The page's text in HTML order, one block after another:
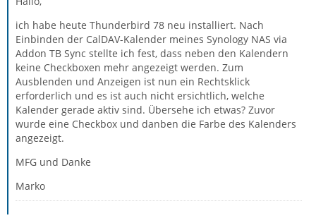
ich habe heute Thunderbird 78 neu installiert. Nach
Einbinden der CalDAV-Kalender meines Synology NAS via
Addon TB Sync stellte ich fest, dass neben den Kalendern
keine Checkboxen mehr angezeigt werden. Zum
Ausblenden und Anzeigen ist nun ein Rechtsklick
erforderlich und es ist auch nicht ersichtlich, welche
Kalender gerade aktiv sind. Übersehe ich etwas? Zuvor
wurde eine Checkbox und danben die Farbe des Kalenders
angezeigt.
MFG und Danke
Marko